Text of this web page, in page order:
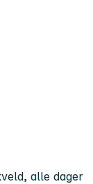
alle dager